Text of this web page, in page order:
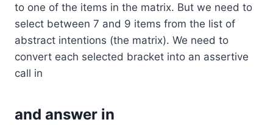
to one of the items in the matrix. But we need to
select between 7 and 9 items from the list of
abstract intentions (the matrix). We need to
convert each selected bracket into an assertive
call in
and answer in